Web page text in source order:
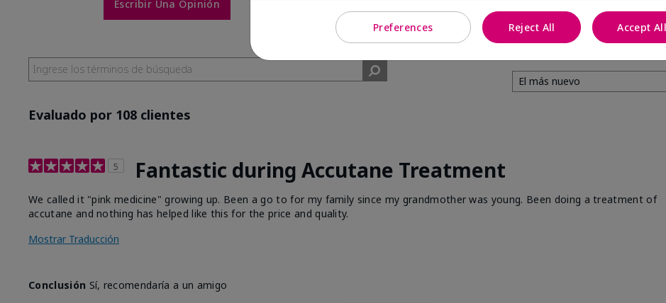
Escribir Una Opinión
1
Evaluado por 108 clientes
5 Fantastic during Accutane Treatment
We called it "pink medicine" growing up. Been a go to for my family since my grandmother was young. Been doing a treatment of
accutane and nothing has helped like this for the price and quality.
Mostrar Traducción
Conclusión Sí, recomendaría a un amigo
Preferences Reject All Accept All